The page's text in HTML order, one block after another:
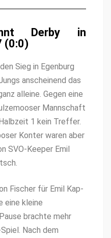
Derby in
(0:0)
Sieg in Egen­burg
anscheinend das
alleine. Gegen eine
Mannschaft
1 kein Tre­f­fer.
Kon­ter waren aber
SVO-Keep­er Emil
Fis­ch­er für Emil Kap­
eine kleine
brachte mehr
Nach dem